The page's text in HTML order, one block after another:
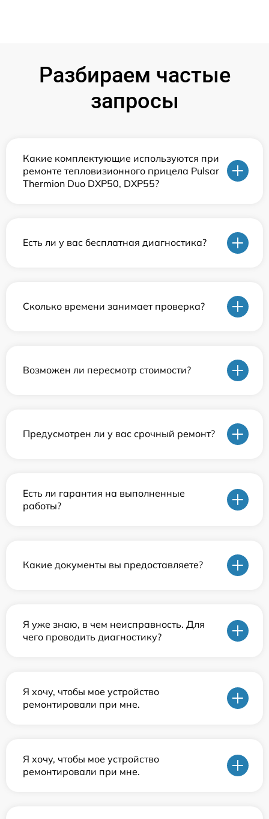
Разбираем частые
запросы
Какие комплектующие используются при
ремонте тепловизионного прицела Pulsar
Thermion Duo DXP50, DXP55?
Есть ли у вас бесплатная диагностика?
Сколько времени занимает проверка?
Возможен ли пересмотр стоимости?
Предусмотрен ли у вас срочный ремонт?
Есть ли гарантия на выполненные
работы?
Какие документы вы предоставляете?
Я уже знаю, в чем неисправность. Для
чего проводить диагностику?
Я хочу, чтобы мое устройство
ремонтировали при мне.
Я хочу, чтобы мое устройство
ремонтировали при мне.